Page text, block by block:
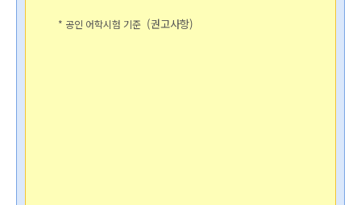
* 공인 어학시험 기준 (권고사항)